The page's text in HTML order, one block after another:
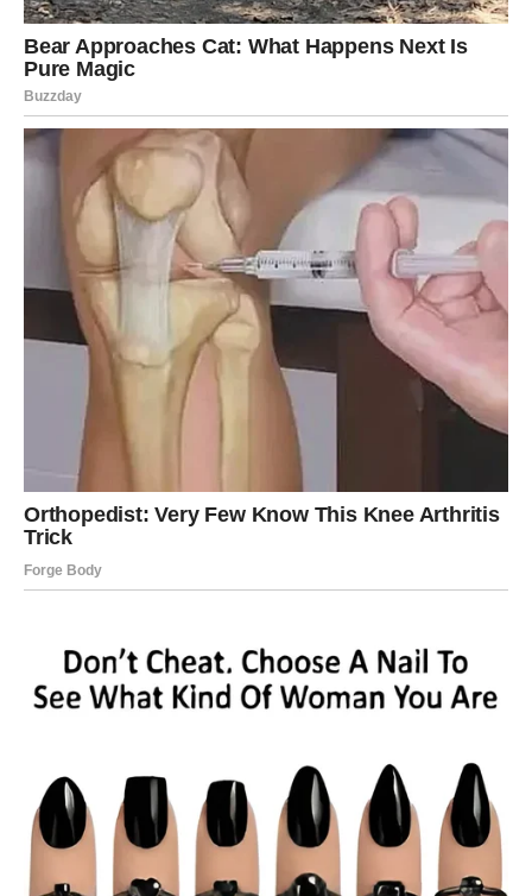
Odluka koja donosi emotivno olakšanje
Nova šansa za ljubav ili pomirenje
Vage koje su bile neodlučne sada dolaze do jasnoće.
Iznenađenje je u tome što shvataš da znaš tačno šta želiš
– i imaš hrabrost da to izabereš.
Poruka sudbine: Kada izabereš mir, sudbina bira tebe.
Strelac – Radost koja dolazi
nenajavljeno
Za Strelca naredna dva meseca donose vedrinu,
olakšanje i povratak optimizma. Iznenađenja dolaze kroz
male stvari koje vraćaju smisao.
Poziv, put ili nova ideja
Osećaj da se život ponovo kreće
Strelčevi će osetiti kako se energija stagnacije povlači. U